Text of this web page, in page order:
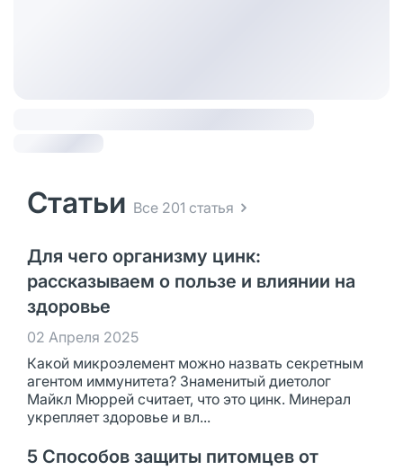
Статьи Все 201 статья
Для чего организму цинк:
рассказываем о пользе и влиянии на
здоровье
02 Апреля 2025
Какой микроэлемент можно назвать секретным
агентом иммунитета? Знаменитый диетолог
Майкл Мюррей считает, что это цинк. Минерал
укрепляет здоровье и вл...
5 Способов защиты питомцев от